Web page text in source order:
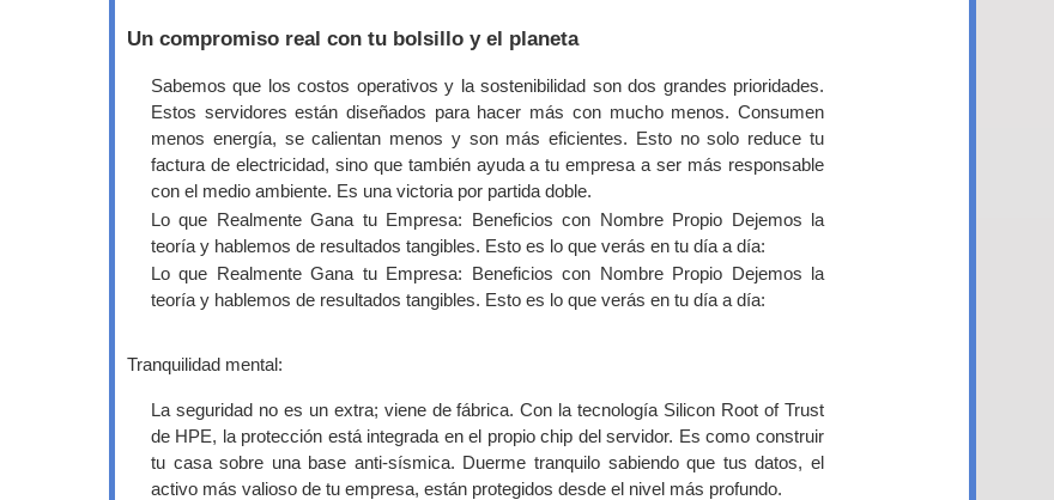
Un compromiso real con tu bolsillo y el planeta
Sabemos que los costos operativos y la sostenibilidad son dos grandes prioridades.
Estos servidores están diseñados para hacer más con mucho menos. Consumen
menos energía, se calientan menos y son más eficientes. Esto no solo reduce tu
factura de electricidad, sino que también ayuda a tu empresa a ser más responsable
con el medio ambiente. Es una victoria por partida doble.
Lo que Realmente Gana tu Empresa: Beneficios con Nombre Propio Dejemos la
teoría y hablemos de resultados tangibles. Esto es lo que verás en tu día a día:
Lo que Realmente Gana tu Empresa: Beneficios con Nombre Propio Dejemos la
teoría y hablemos de resultados tangibles. Esto es lo que verás en tu día a día:
Tranquilidad mental:
La seguridad no es un extra; viene de fábrica. Con la tecnología Silicon Root of Trust
de HPE, la protección está integrada en el propio chip del servidor. Es como construir
tu casa sobre una base anti-sísmica. Duerme tranquilo sabiendo que tus datos, el
activo más valioso de tu empresa, están protegidos desde el nivel más profundo.